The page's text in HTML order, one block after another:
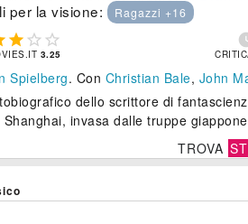
per la visione: Ragazzi +16
  
3.25
Spielberg. Con Christian Bale, John
dello scrittore di
invasa dalle truppe
TROVA